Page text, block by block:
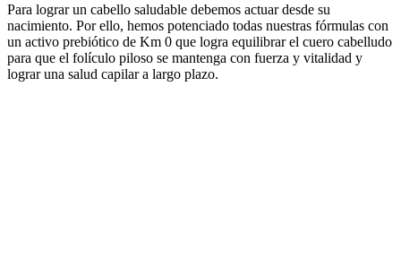
Para lograr un cabello saludable debemos actuar desde su
nacimiento. Por ello, hemos potenciado todas nuestras fórmulas con
un activo prebiótico de Km 0 que logra equilibrar el cuero cabelludo
para que el folículo piloso se mantenga con fuerza y vitalidad y
lograr una salud capilar a largo plazo.